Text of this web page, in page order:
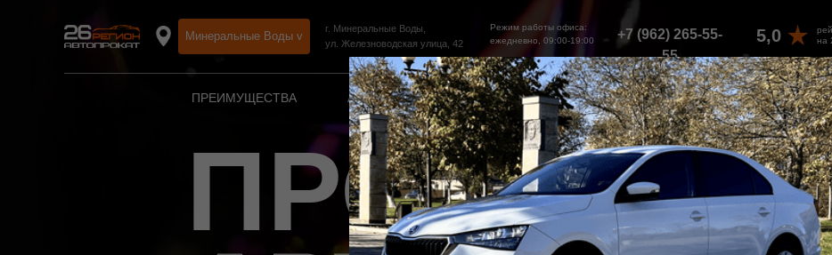
ПРОКАТВодах
АВТОПАРК
НАША
МИССИЯ
УСЛОВИЯ
АРЕНДЫ
ПРЕИМУЩЕСТВА
г. Минеральные Воды,
ул. Железноводская улица, 42
Режим работы офиса:
ежедневно, 09:00-19:00
Минеральные Воды v 5,0
на
+7 (962) 265-55-
55‬